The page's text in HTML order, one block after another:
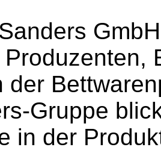
der
Gruppe
in der